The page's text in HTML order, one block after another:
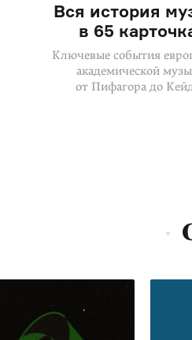
Вся история
в 65
Ключевые события
академической
от Пифагора до